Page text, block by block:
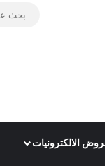
الالكترونيات